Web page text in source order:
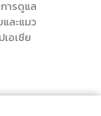
ารดูแล
ละแมว
เอเชีย